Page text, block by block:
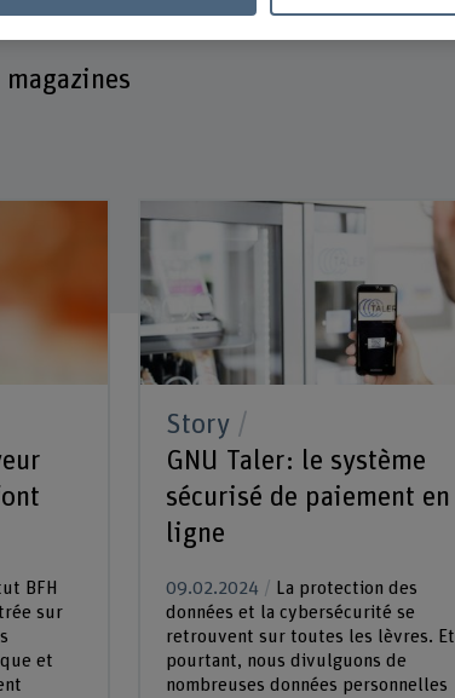
BFH
sur
et
Story
GNU Taler: le système
sécurisé de paiement en
ligne
09.02.2024
La protection des
données et la cybersécurité se
retrouvent sur toutes les lèvres. Et
pourtant, nous divulguons de
nombreuses données personnelles